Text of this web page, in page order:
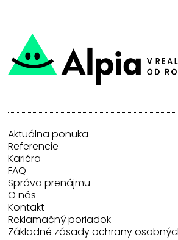
Aktuálna ponuka
Referencie
Kariéra
FAQ
Správa prenájmu
O nás
Kontakt
Reklamačný poriadok
Základné zásady ochrany